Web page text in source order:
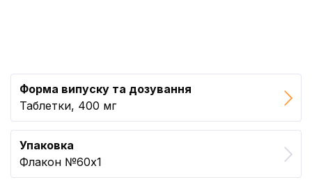
Форма випуску та дозування
Таблетки, 400 мг
Упаковка
Флакон №60x1